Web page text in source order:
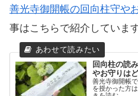
善光寺御開帳の回向柱守や
事はこちらで紹介していま
回向柱の読
やお守りは
善光寺御開帳
を授かった方